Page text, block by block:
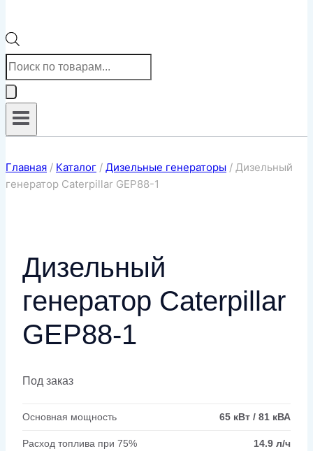
Поиск
товаров
Главная / Каталог / Дизельные генераторы / Дизельный
генератор Caterpillar GEP88-1
Дизельный
генератор Caterpillar
GEP88-1
Под заказ
Основная мощность 65 кВт / 81 кВА
Расход топлива при 75% 14.9 л/ч